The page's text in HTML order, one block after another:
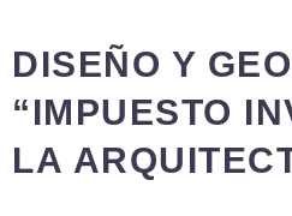
DISEÑO Y
“IMPUESTO
LA